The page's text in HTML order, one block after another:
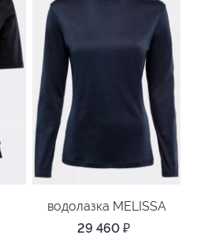
водолазка MELISSA
29 460 ₽